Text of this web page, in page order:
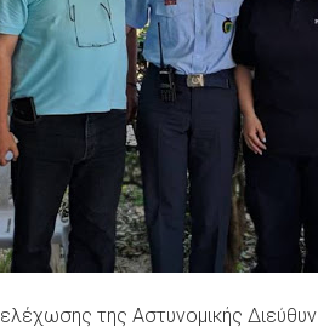
της Αστυνομικής